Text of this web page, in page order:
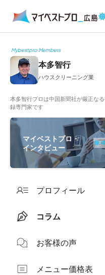
Mybestpro Members
本多智行
ハウスクリーニング業
本多智行プロは中国新聞社が厳正な
録専門家です
マイベストプロ・
インタビュー
プロフィール
コラム
お客様の声
メニュー価格表